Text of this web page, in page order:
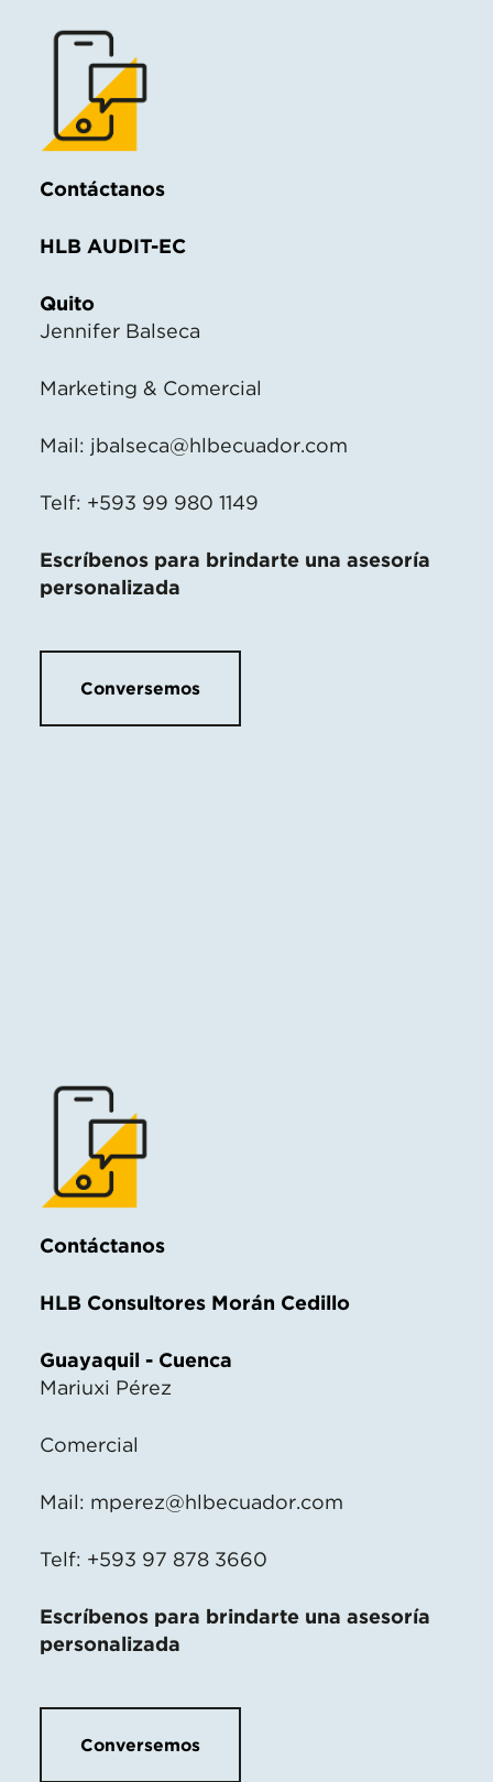
Contáctanos
HLB AUDIT-EC
Quito
Jennifer Balseca
Marketing & Comercial
Mail: jbalseca@hlbecuador.com
Telf: +593 99 980 1149
Escríbenos para brindarte una asesoría
personalizada
Conversemos
Contáctanos
HLB Consultores Morán Cedillo
Guayaquil - Cuenca
Mariuxi Pérez
Comercial
Mail: mperez@hlbecuador.com
Telf: +593 97 878 3660
Escríbenos para brindarte una asesoría
personalizada
Conversemos